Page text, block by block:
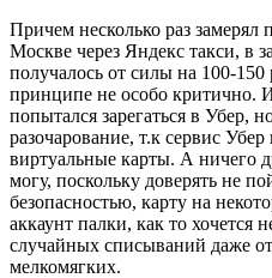
Причем несколько раз
Москве через Яндекс такси, в
получалось от силы на 100-
принципе не особо критично.
попытался зарегаться в Убер,
разочарование, т.к сервис
виртуальные карты. А ничего
могу, поскольку доверять не
безопасностью, карту на
аккаунт палки, как то хочется
случайных списываний даже
мелкомягких.